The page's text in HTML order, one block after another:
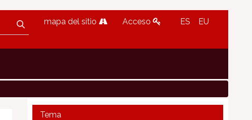
mapa del sitio Acceso ES EU
Tema